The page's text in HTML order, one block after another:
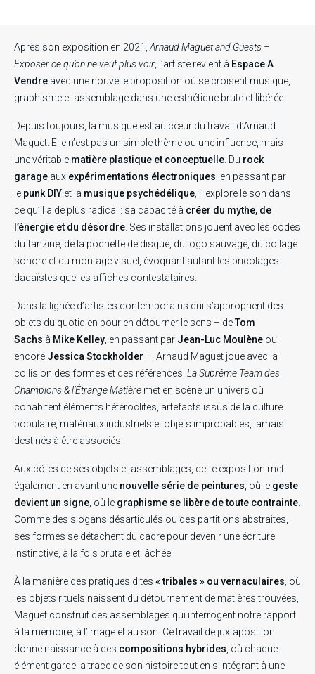
Après son exposition en 2021, Arnaud Maguet and Guests –
Exposer ce qu’on ne veut plus voir , l’artiste revient à Espace A
Vendre avec une nouvelle proposition où se croisent musique,
graphisme et assemblage dans une esthétique brute et libérée.
Depuis toujours, la musique est au cœur du travail d’Arnaud
Maguet. Elle n’est pas un simple thème ou une influence, mais
une véritable matière plastique et conceptuelle . Du rock
garage aux expérimentations électroniques , en passant par
le punk DIY et la musique psychédélique , il explore le son dans
ce qu’il a de plus radical : sa capacité à créer du mythe, de
l’énergie et du désordre . Ses installations jouent avec les codes
du fanzine, de la pochette de disque, du logo sauvage, du collage
sonore et du montage visuel, évoquant autant les bricolages
dadaïstes que les affiches contestataires.
Dans la lignée d’artistes contemporains qui s’approprient des
objets du quotidien pour en détourner le sens – deTom
Sachs à Mike Kelley , en passant par Jean-Luc Moulène ou
encore Jessica Stockholder –, Arnaud Maguet joue avec la
collision des formes et des références. La Suprême Team des
Champions & l’Étrange Matière met en scène un univers où
cohabitent éléments hétéroclites, artefacts issus de la culture
populaire, matériaux industriels et objets improbables, jamais
destinés à être associés.
Aux côtés de ses objets et assemblages, cette exposition met
également en avant une nouvelle série de peintures , où le geste
devient un signe , où le graphisme se libère de toute contrainte
Comme des slogans désarticulés ou des partitions abstraites,
ses formes se détachent du cadre pour devenir une écriture
instinctive, à la fois brutale et lâchée.
À la manière des pratiques dites « tribales » ou vernaculaires , où
les objets rituels naissent du détournement de matières trouvées,
Maguet construit des assemblages qui interrogent notre rapport
à la mémoire, à l’image et au son. Ce travail de juxtaposition
donne naissance à des compositions hybrides , où chaque
élément garde la trace de son histoire tout en s’intégrant à une
RECHERCHE EN COURS
...